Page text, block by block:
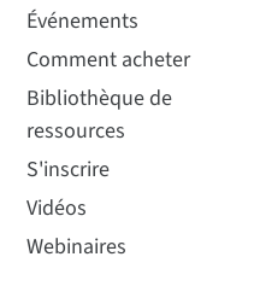
Événements
Comment acheter
Bibliothèque de
ressources
S'inscrire
Vidéos
Webinaires